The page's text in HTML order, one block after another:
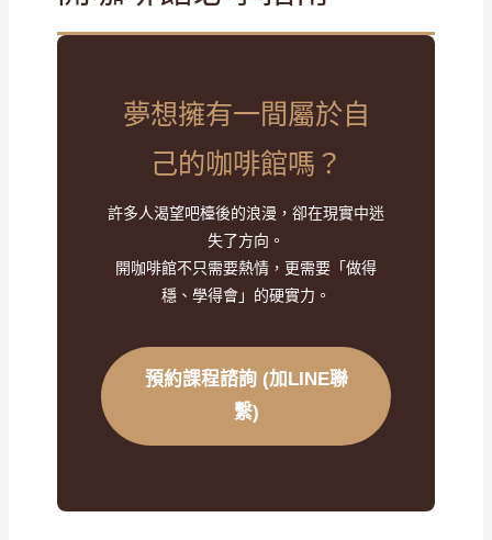
夢想擁有一間屬於自
己的咖啡館嗎？
許多人渴望吧檯後的浪漫，卻在現實中迷
失了方向。
開咖啡館不只需要熱情，更需要「做得
穩、學得會」的硬實力。
預約課程諮詢 (加LINE聯
繫)